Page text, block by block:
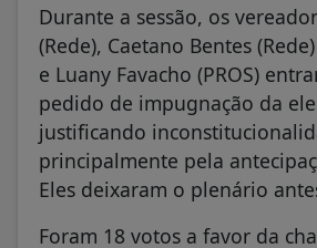
Durante a sessão, os
(Rede), Caetano Bentes (Rede)
e Luany Favacho (PROS)
pedido de impugnação da
justificando
principalmente pela
Eles deixaram o plenário
Foram 18 votos a favor da